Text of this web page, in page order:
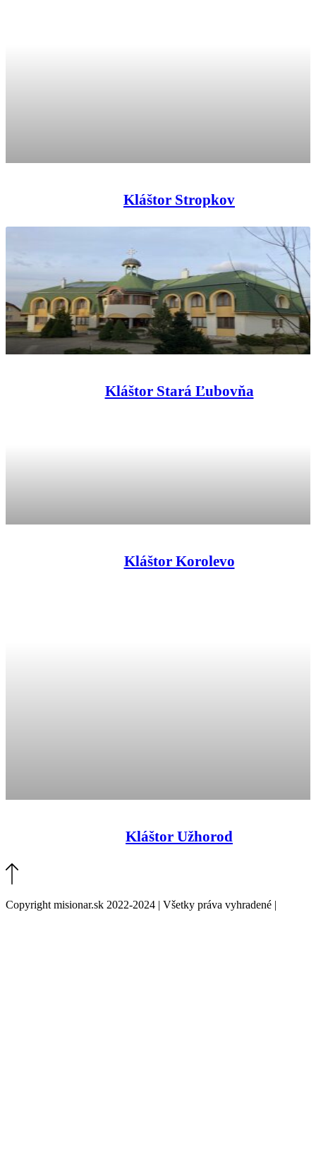
Kláštor Stropkov
Kláštor Stará Ľubovňa
Kláštor Korolevo
Kláštor Užhorod
Copyright misionar.sk 2022-2024 | Všetky práva vyhradené |